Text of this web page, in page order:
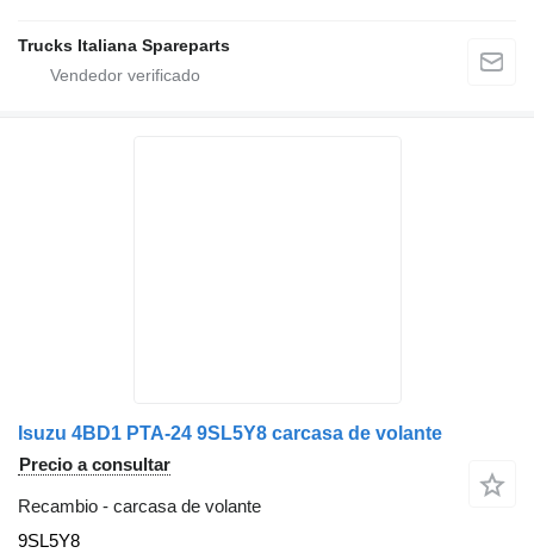
Trucks Italiana Spareparts
Isuzu 4BD1 PTA-24 9SL5Y8 carcasa de volante
Precio a consultar
Recambio - carcasa de volante
9SL5Y8